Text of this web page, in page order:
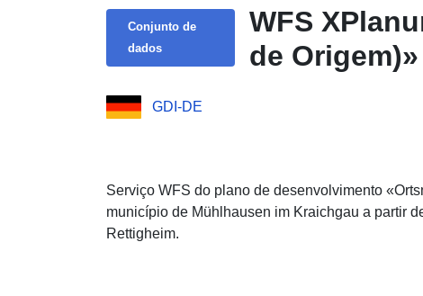
Conjunto de
dados
WFS
de Origem)»
GDI-DE
Serviço WFS do plano de desenvolvimento
município de Mühlhausen im Kraichgau a partir
Rettigheim.